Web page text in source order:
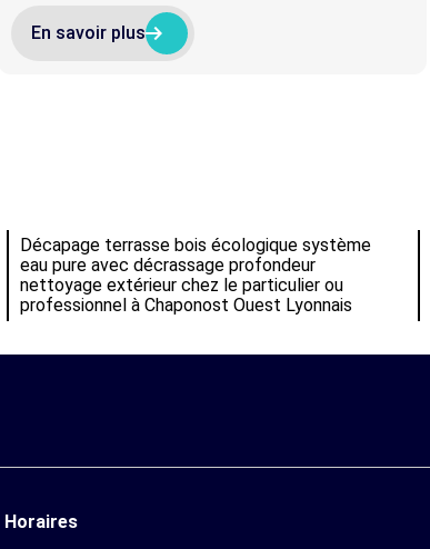
En savoir plus
arrow_right_altarrow_right_alt
Décapage terrasse bois écologique système
eau pure avec décrassage profondeur
nettoyage extérieur chez le particulier ou
professionnel à Chaponost Ouest Lyonnais
Horaires